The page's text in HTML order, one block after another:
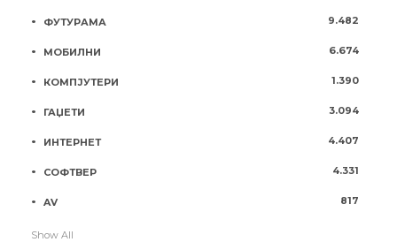
ФУТУРАМА 9.482
МОБИЛНИ 6.674
КОМПЈУТЕРИ 1.390
ГАЏЕТИ 3.094
ИНТЕРНЕТ 4.407
СОФТВЕР 4.331
AV 817
Show All